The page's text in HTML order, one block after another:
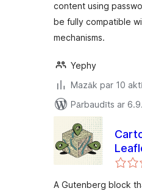
content using
be fully compatible
mechanisms.
Yephy
Mazāk par 10
Pārbaudīts ar
A Gutenberg block